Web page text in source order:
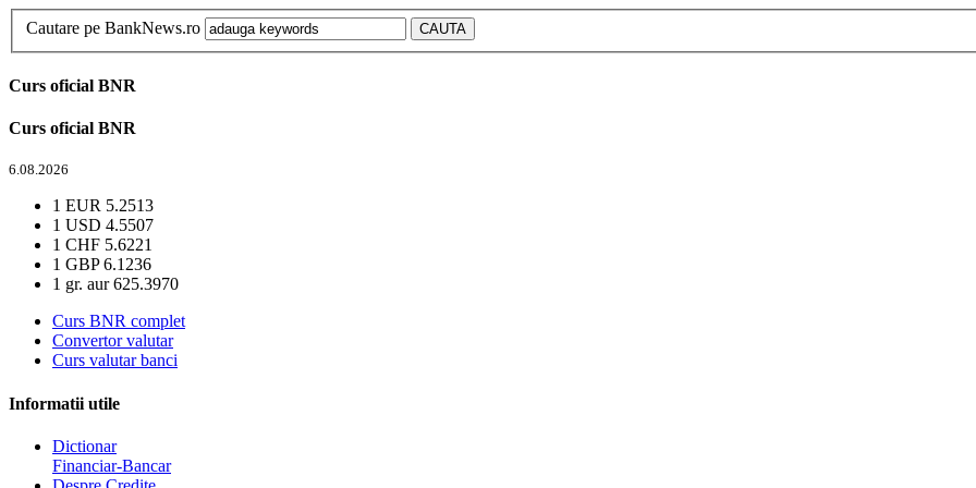
Cautare pe BankNews.ro
Curs oficial BNR
Curs oficial BNR
6.08.2026
1 EUR 5.2513
1 USD 4.5507
1 CHF 5.6221
1 GBP6.1236
1 gr. aur625.3970
Curs BNR complet
Convertor valutar
Curs valutar banci
Informatii utile
Dictionar
Financiar-Bancar